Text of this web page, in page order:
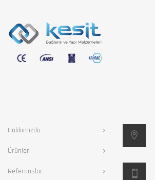
Hakkımızda
Ürünler
Referanslar